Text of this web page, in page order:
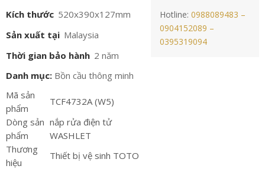
Kích thước 520x390x127mm
Sản xuất tại Malaysia
Thời gian bảo hành 2 năm
Danh mục: Bồn cầu thông minh
Mã sản
phẩm
TCF4732A (W5)
Dòng sản
phẩm
nắp rửa điện tử
WASHLET
Thương
hiệu
Thiết bị vệ sinh TOTO
Hotline:0988089483 –
0904152089 –
0395319094